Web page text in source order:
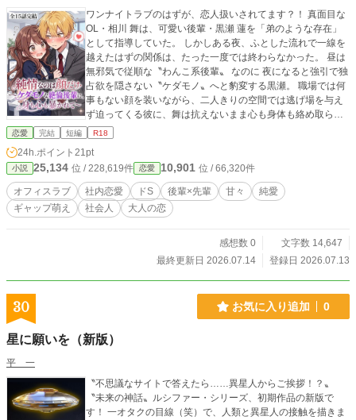
ワンナイトラブのはずが、恋人扱いされてます？！ 真面目な
OL・相川 舞は、可愛い後輩・黒瀬 蓮を「弟のような存在」
として指導していた。 しかしある夜、ふとした流れで一線を
越えたはずの関係は、たった一度では終わらなかった。 昼は
無邪気で従順な〝わんこ系後輩〟 なのに 夜になると強引で独
占欲を隠さない〝ケダモノ〟へと豹変する黒瀬。 職場では何
事もない顔を装いながら、二人きりの空間では逃げ場を与え
ず迫ってくる彼に、舞は抗えないまま心も身体も絡め取られ
ていく。 「先輩…気付いてないんですか？僕に触られてると
て舞は“敵わない恋”だと認めていく────
恋愛 完結 短編 R18
24h.ポイント 21pt
小説 25,134 位 / 228,619件 恋愛 10,901 位 / 66,320件
オフィスラブ 社内恋愛 ドS 後輩×先輩 甘々
純愛
ギャップ萌え
社会人 大人の恋
感想数 0
文字数 14,647
最終更新日 2026.07.14
登録日 2026.07.13
30 お気に入り追加 0
星に願いを（新版）
平 一
〝不思議なサイトで答えたら……異星人からご挨拶！？〟
〝未来の神話〟ルシファー・シリーズ、初期作品の新版で
す！ 一オタクの目線（笑）で、人類と異星人の接触を描きま